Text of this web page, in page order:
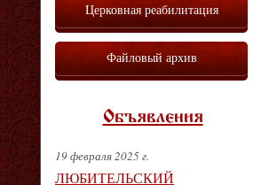
Церковная реабилитация
Файловый архив
Объявления
19 февраля 2025 г.
ЛЮБИТЕЛЬСКИЙ